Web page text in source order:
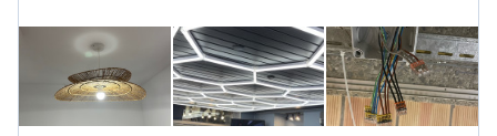
vos pannes électriques - Mises aux normes : mise aux
normes réglementaire de vos différentes installations -
Éclairage sur mesure : envie d'un éclairage unique pour
votre boutique ou votre bureau ? Je crée des solutions
d'éclairage adaptées à vos besoins. En tant